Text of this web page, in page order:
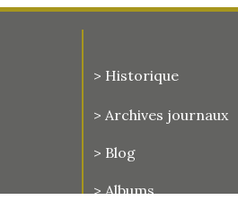
> Historique
> Archives journaux
> Blog
> Albums